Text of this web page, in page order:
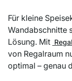
Für kleine
Wandabschnitte
Lösung. Mit
von Regalraum
optimal – genau